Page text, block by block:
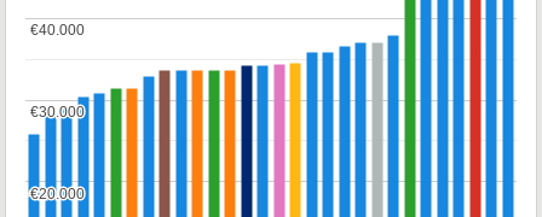
€20.000
€20.000
€30.000
€30.000
€40.000
€40.000